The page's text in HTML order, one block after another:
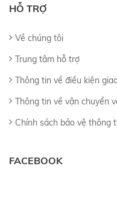
HỖ TRỢ
Về chúng tôi
Trung tâm hỗ trợ
Thông tin về điều kiện
Thông tin về vận chuyển
Chính sách bảo vệ thông
FACEBOOK